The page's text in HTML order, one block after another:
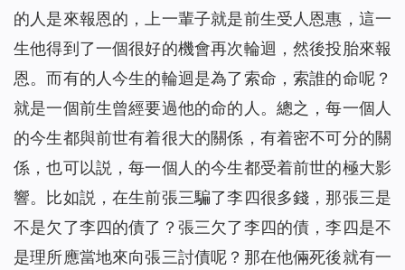
的人是來報恩的，上一輩子就是前生受人恩惠，這一
生他得到了一個很好的機會再次輪迴，然後投胎來報
恩。而有的人今生的輪迴是為了索命，索誰的命呢？
就是一個前生曾經要過他的命的人。總之，每一個人
的今生都與前世有着很大的關係，有着密不可分的關
係，也可以説，每一個人的今生都受着前世的極大影
響。比如説，在生前張三騙了李四很多錢，那張三是
不是欠了李四的債了？張三欠了李四的債，李四是不
是理所應當地來向張三討債呢？那在他倆死後就有一